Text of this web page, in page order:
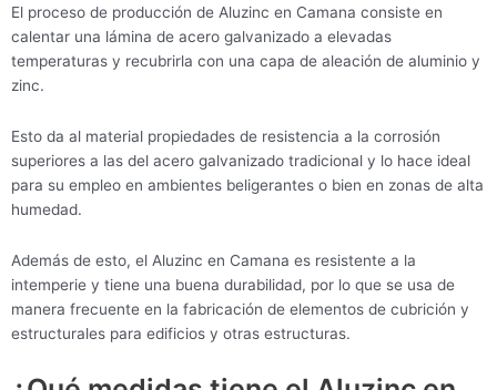
El proceso de producción de Aluzinc en Camana consiste en
calentar una lámina de acero galvanizado a elevadas
temperaturas y recubrirla con una capa de aleación de aluminio y
zinc.
Esto da al material propiedades de resistencia a la corrosión
superiores a las del acero galvanizado tradicional y lo hace ideal
para su empleo en ambientes beligerantes o bien en zonas de alta
humedad.
Además de esto, el Aluzinc en Camana es resistente a la
intemperie y tiene una buena durabilidad, por lo que se usa de
manera frecuente en la fabricación de elementos de cubrición y
estructurales para edificios y otras estructuras.